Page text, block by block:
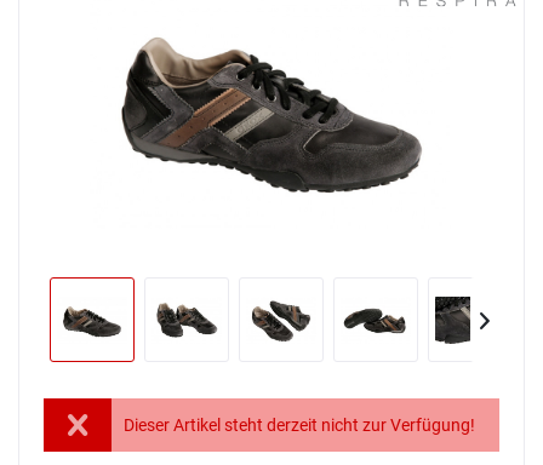
Dieser Artikel steht derzeit nicht zur Verfügung!